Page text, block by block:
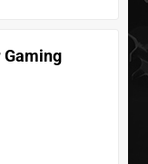
Gaming